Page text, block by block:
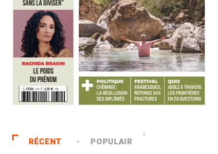
RÉCENT POPULAIR